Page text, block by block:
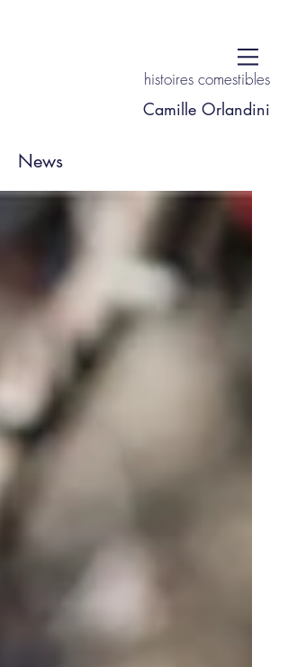
histoires comestibles
Camille Orlandini
News